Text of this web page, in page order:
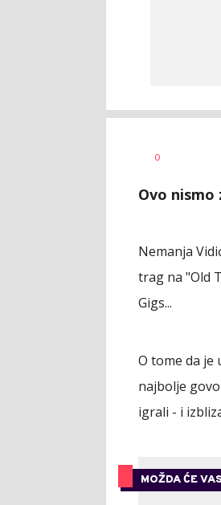
AUTOR
0
Ovo nismo
Nemanja
trag na "Old
Gigs...
O tome da je
najbolje
igrali - i
MOŽDA ĆE